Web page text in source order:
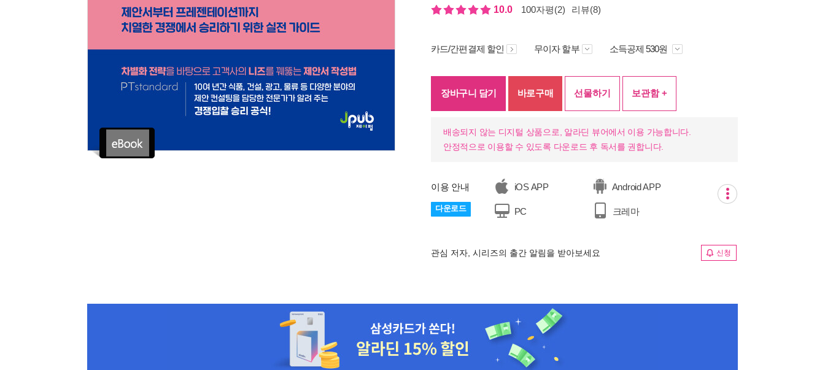
10.0
100자평(2) 리뷰(8)
카드/간편결제 할인 무이자 할부 소득공제 530원
장바구니 담기 바로구매 선물하기 보관함 +
배송되지 않는 디지털 상품으로, 알라딘 뷰어에서 이용 가능합니다.
안정적으로 이용할 수 있도록 다운로드 후 독서를 권합니다.
이용 안내
다운로드
iOS APP Android APP
PC 크레마
관심 저자, 시리즈의 출간 알림을 받아보세요 신청